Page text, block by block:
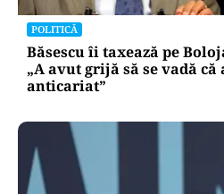
POLITICĂ
Băsescu îi taxează pe
„A avut grijă să se vadă
anticariat”